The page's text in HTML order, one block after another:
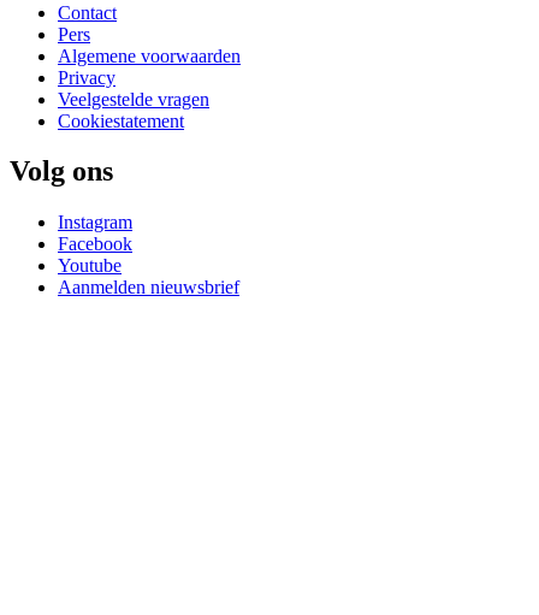
Contact
Pers
Algemene voorwaarden
Privacy
Veelgestelde vragen
Cookiestatement
Volg ons
Instagram
Facebook
Youtube
Aanmelden nieuwsbrief